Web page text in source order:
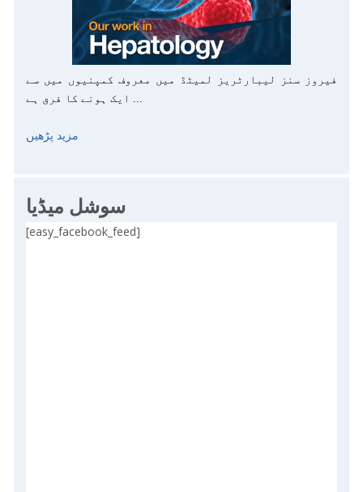
فیروز سنز لیبارٹریز لمیٹڈ میں معروف کمپنیوں میں سے
ایک ہونے کا فرق ہے ...
مزید پڑھیں
سوشل میڈیا
[easy_facebook_feed]